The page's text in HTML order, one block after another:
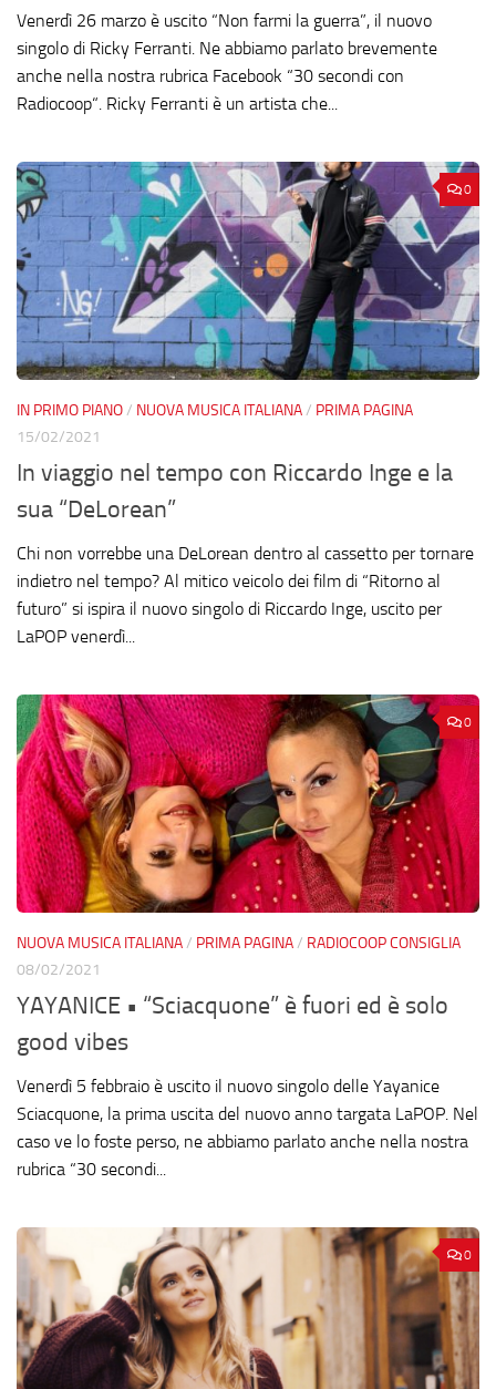
Venerdì 26 marzo è uscito “Non farmi la guerra”, il nuovo
singolo di Ricky Ferranti. Ne abbiamo parlato brevemente
anche nella nostra rubrica Facebook “30 secondi con
Radiocoop“. Ricky Ferranti è un artista che...
0
IN PRIMO PIANO/ NUOVA MUSICA ITALIANA/ PRIMA PAGINA
15/02/2021
In viaggio nel tempo con Riccardo Inge e la
sua “DeLorean”
Chi non vorrebbe una DeLorean dentro al cassetto per tornare
indietro nel tempo? Al mitico veicolo dei film di “Ritorno al
futuro” si ispira il nuovo singolo di Riccardo Inge, uscito per
LaPOP venerdì...
0
NUOVA MUSICA ITALIANA/ PRIMA PAGINA/ RADIOCOOP CONSIGLIA
08/02/2021
YAYANICE • “Sciacquone” è fuori ed è solo
good vibes
Venerdì 5 febbraio è uscito il nuovo singolo delle Yayanice
Sciacquone, la prima uscita del nuovo anno targata LaPOP. Nel
caso ve lo foste perso, ne abbiamo parlato anche nella nostra
rubrica “30 secondi...
0